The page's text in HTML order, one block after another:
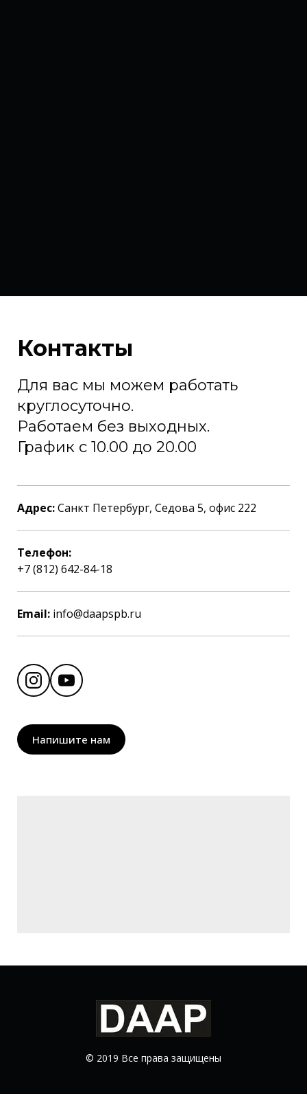
Контакты
Для вас мы можем работать
круглосуточно.
Работаем без выходных.
График с 10.00 до 20.00
Адрес:Санкт Петербург, Седова 5, офис 222
Телефон:
+7 (812) 642-84-18
Email: info@daapspb.ru
Напишите нам
© 2019 Все права защищены